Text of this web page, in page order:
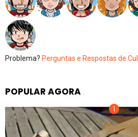
Problema? Perguntas e Respostas de
POPULAR AGORA